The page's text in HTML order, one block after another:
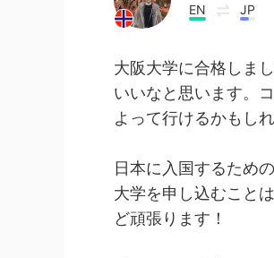
EN JP
大阪大学に合格しま
いいなと思います。
よって行けるかもし
日本に入国するため
大学を申し込むこと
ど頑張ります！